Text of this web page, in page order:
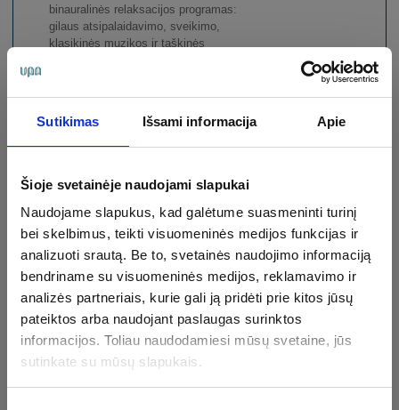
Sutikimas Išsami informacija Apie
Šioje svetainėje naudojami slapukai
Naudojame slapukus, kad galėtume suasmeninti turinį
bei skelbimus, teikti visuomeninės medijos funkcijas ir
analizuoti srautą. Be to, svetainės naudojimo informaciją
bendriname su visuomeninės medijos, reklamavimo ir
analizės partneriais, kurie gali ją pridėti prie kitos jūsų
pateiktos arba naudojant paslaugas surinktos
informacijos. Toliau naudodamiesi mūsų svetaine, jūs
sutinkate su mūsų slapukais.
binauralinės relaksacijos programas:
gilaus atsipalaidavimo, sveikimo,
klasikinės muzikos ir taškinės
Inhaliacija su
medetkomis
10 min. 11.00 €
Haloterapija / Druskų
kambarys
30 min. 14.00 €